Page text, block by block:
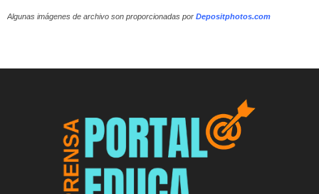
Algunas imágenes de archivo son proporcionadas por Depositphotos.com